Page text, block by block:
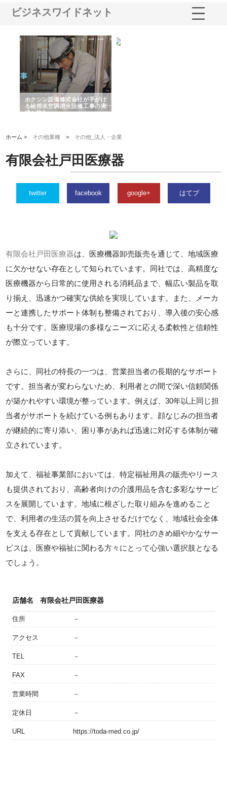
ビジネスワイドネット
設備株式会社が手がけ
空調消火設備工事の実
株式会社東京シー・エム・シー
のGISインフラ管理システム導
入メリット
ホーム > その他業種 > その他_法人・企業
有限会社戸田医療器
twitter facebook google+ はてブ
有限会社戸田医療器は、医療機器卸売販売を通じて、地域医療
に欠かせない存在として知られています。同社では、高精度な
医療機器から日常的に使用される消耗品まで、幅広い製品を取
り揃え、迅速かつ確実な供給を実現しています。また、メーカ
ーと連携したサポート体制も整備されており、導入後の安心感
も十分です。医療現場の多様なニーズに応える柔軟性と信頼性
が際立っています。
さらに、同社の特長の一つは、営業担当者の長期的なサポート
です。担当者が変わらないため、利用者との間で深い信頼関係
が築かれやすい環境が整っています。例えば、30年以上同じ担
当者がサポートを続けている例もあります。顔なじみの担当者
が継続的に寄り添い、困り事があれば迅速に対応する体制が確
立されています。
加えて、福祉事業部においては、特定福祉用具の販売やリース
も提供されており、高齢者向けの介護用品を含む多彩なサービ
スを展開しています。地域に根ざした取り組みを進めること
で、利用者の生活の質を向上させるだけでなく、地域社会全体
を支える存在として貢献しています。同社のきめ細やかなサー
ビスは、医療や福祉に関わる方々にとって心強い選択肢となる
でしょう。
店舗名 有限会社戸田医療器
住所 －
アクセス －
TEL －
FAX －
営業時間 －
定休日 －
URL https://toda-med.co.jp/